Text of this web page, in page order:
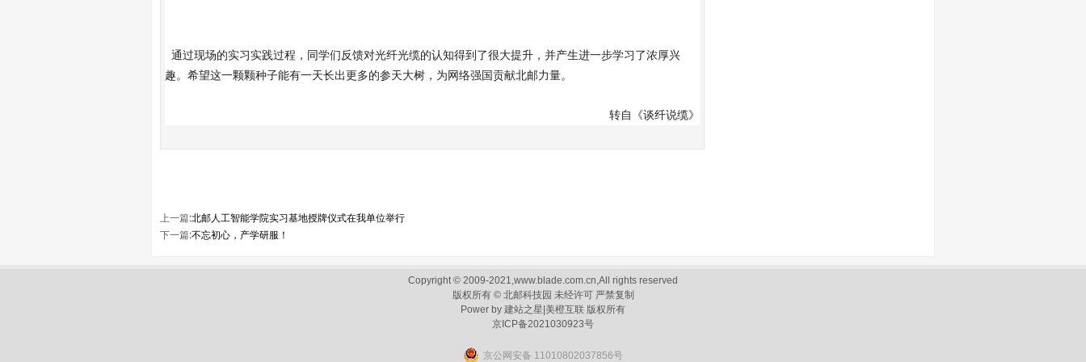
通过现场的实习实践过程，同学们反馈对光纤光缆的认知得到了很大提升，并产生进一步学习了浓厚兴
趣。希望这一颗颗种子能有一天长出更多的参天大树，为网络强国贡献北邮力量。
转自《谈纤说缆》
上一篇:北邮人工智能学院实习基地授牌仪式在我单位举行
下一篇:不忘初心，产学研服！
Copyright © 2009-2021,www.blade.com.cn,All rights reserved
版权所有 © 北邮科技园 未经许可 严禁复制
Power by 建站之星 美橙互联 版权所有
京ICP备2021030923号
京公网安备 11010802037856号